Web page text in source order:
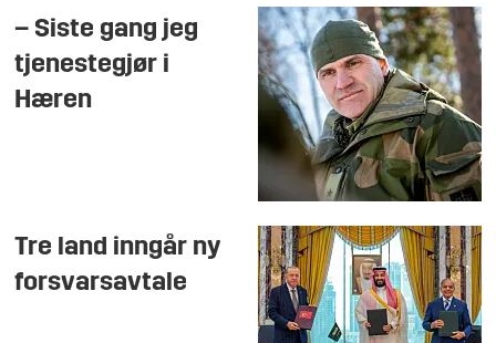
– Siste gang jeg
tjenestegjør i
Hæren
Tre land inngår ny
forsvarsavtale